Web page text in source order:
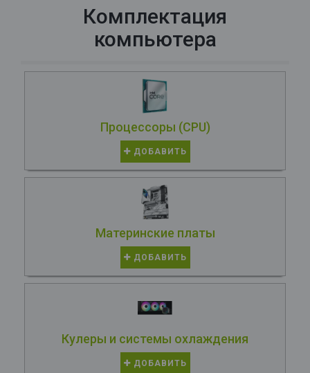
Комплектация
компьютера
Процессоры (CPU)
ДОБАВИТЬ
Материнские платы
ДОБАВИТЬ
Кулеры и системы охлаждения
ДОБАВИТЬ